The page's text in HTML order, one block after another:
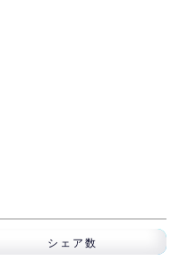
シェア数